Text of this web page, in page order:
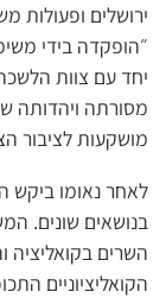
ירושלים ופעולות
״הופקדה בידי
יחד עם צוות
מסורתה ויהדותה
מושקעות לציבור
לאחר נאומו
בנושאים שונים.
השרים בקואליציה
הקואליציוניים